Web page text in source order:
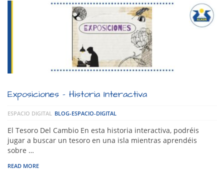
Exposiciones – Historia Interactiva
ESPACIO DIGITAL BLOG-ESPACIO-DIGITAL
El Tesoro Del Cambio En esta historia interactiva, podréis
jugar a buscar un tesoro en una isla mientras aprendéis
sobre …
READ MORE